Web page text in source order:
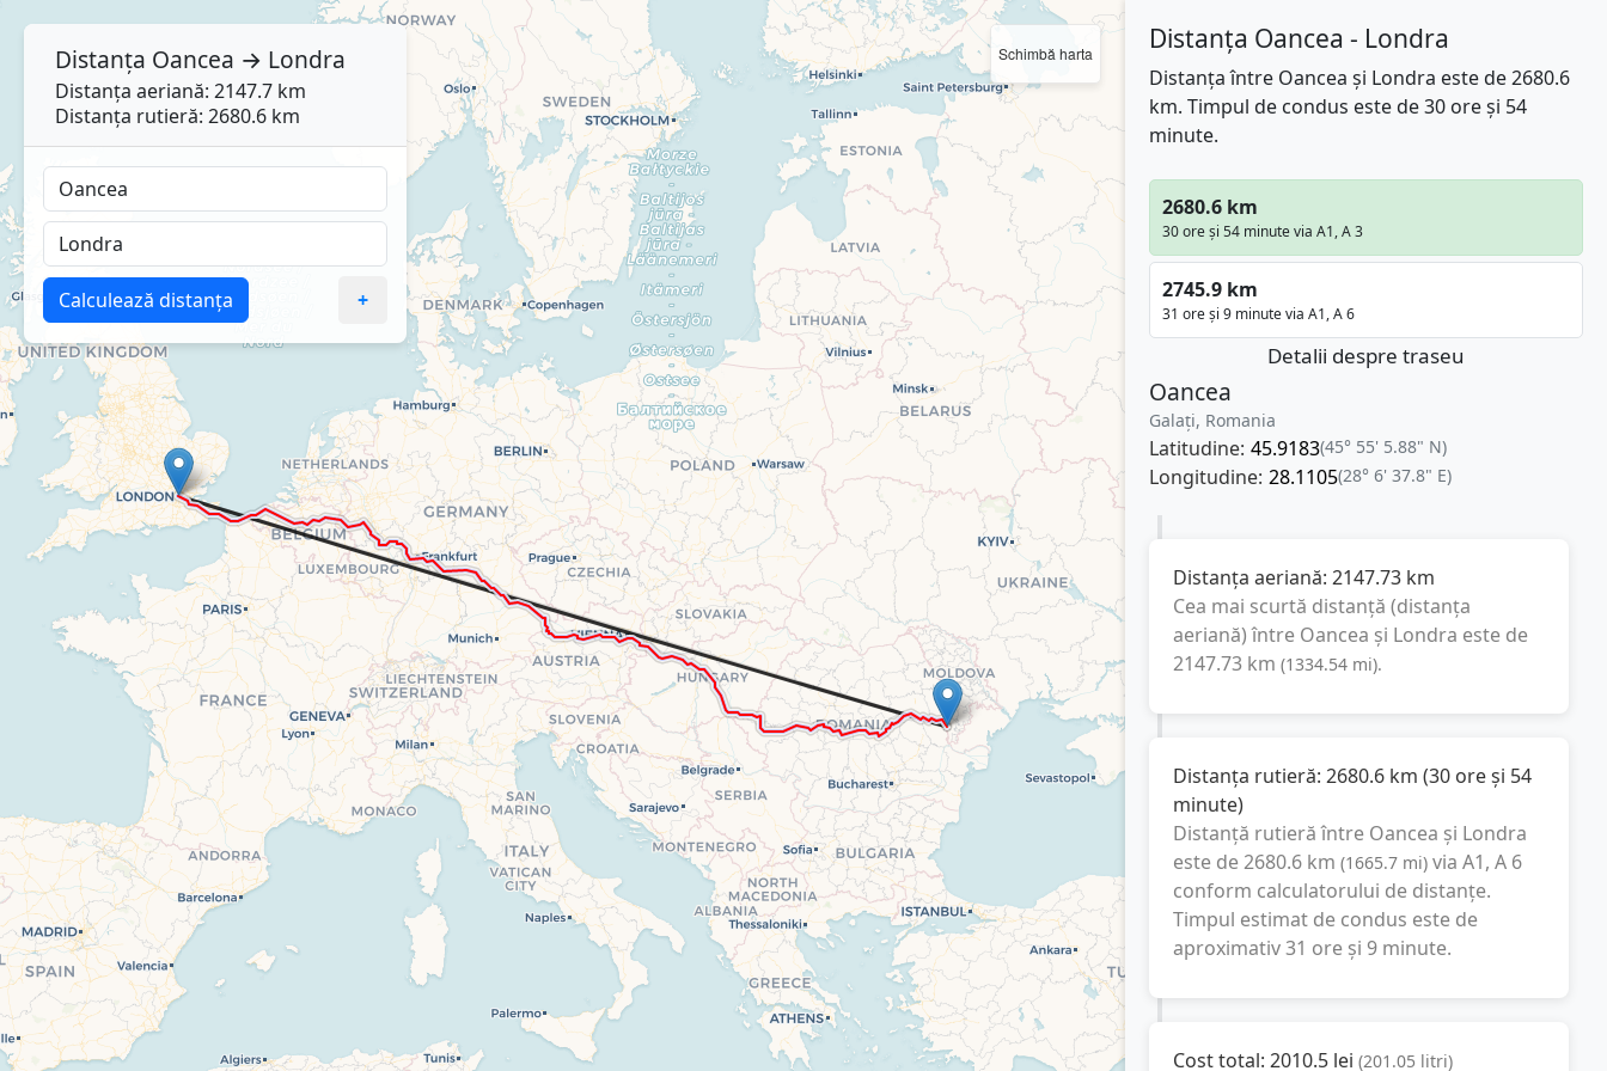
Schimbă harta Distanța Oancea - Londra
Distanța între Oancea și Londra este de 2680.6
km. Timpul de condus este de 30 ore și 54
minute.
2680.6 km
30 ore și 54 minute via A1, A 3
2745.9 km
31 ore și 9 minute via A1, A 6
Detalii despre traseu
Oancea
Galați, Romania
Latitudine: 45.9183(45° 55' 5.88" N)
Longitudine: 28.1105(28° 6' 37.8" E)
Distanța aeriană: 2147.73 km
Cea mai scurtă distanță (distanța
aeriană) între Oancea și Londra este de
2147.73 km (1334.54 mi).
Distanța rutieră: 2680.6 km (30 ore și 54
minute)
Distanță rutieră între Oancea și Londra
este de2680.6 km (1665.7 mi) via A1, A 6
conform calculatorului de distanțe.
Timpul estimat de condus este de
aproximativ31 ore și 9 minute.
Cost total: 2010.5 lei (201.05 litri)
Distanța Oancea → Londra
Distanța aeriană: 2147.7 km
Distanța rutieră: 2680.6 km
Calculează distanța +